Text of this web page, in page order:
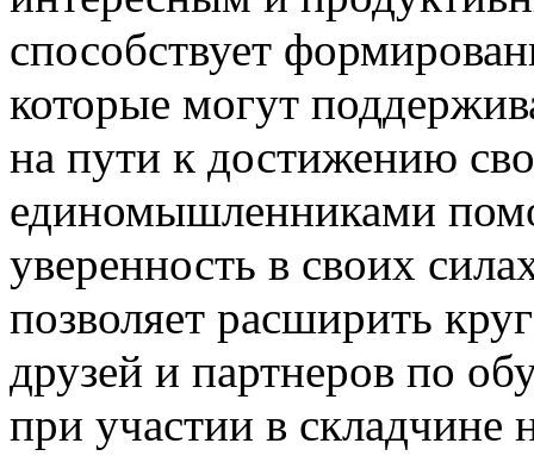
способствует
которые могут
на пути к достижению
единомышленниками
уверенность в своих
позволяет расширить
друзей и партнеров по
при участии в складчине